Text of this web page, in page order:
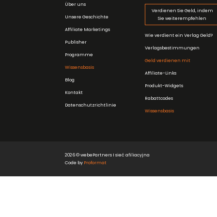
Über uns
Unsere Geschichte
Affiliate Marketings
Publisher
Programme
Wissensbasis
Blog
Kontakt
Datenschutzrichtlinie
Verdienen Sie Geld, indem
Sie weiterempfehlen
Wie verdient ein Verlag Geld?
Verlagsbestimmungen
Geld verdienen mit
Affiliate-Links
Produkt-Widgets
Rabattcodes
Wissensbasis
2026 © webePartners I sieć afiliacyjna
Code by Proformat